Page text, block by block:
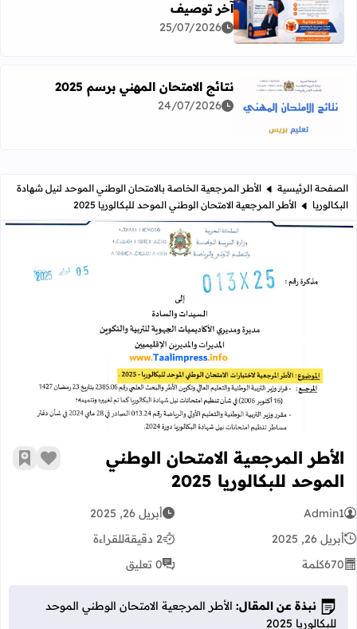
اقرأ المزيد عن دورة تكوينية شاملة في علوم التربية
آخر توصيف
25/07/2026
اقرأ المزيد عن نتائج الامتحان المهني برسم 2025
نتائج الامتحان المهني برسم 2025
24/07/2026
الصفحة الرئيسية
الأطر المرجعية الخاصة بالامتحان الوطني الموحد لنيل شهادة
البكالوريا
الأطر المرجعية الامتحان الوطني الموحد للبكالوريا 2025
الأطر المرجعية الامتحان الوطني الموحد
الأطر المرجعية الامتحان الوطني
الموحد للبكالوريا 2025
زر أضف
Admin1
أبريل 26, 2025
أبريل 26, 2025
2 دقيقة
للقراءة
670كلمة 0 تعليق
نبذة عن المقال: الأطر المرجعية الامتحان الوطني الموحد
للبكالوريا 2025